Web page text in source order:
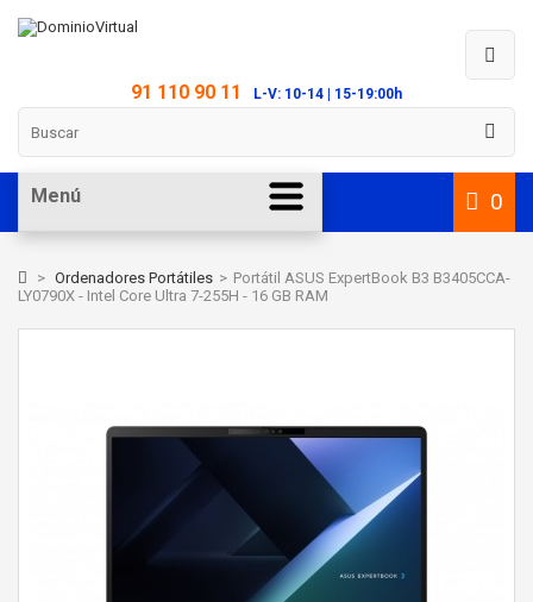
91 110 90 11 L-V: 10-14 | 15-19:00h
0
Menú
> Ordenadores Portátiles > Portátil ASUS ExpertBook B3 B3405CCA-
LY0790X - Intel Core Ultra 7-255H - 16 GB RAM